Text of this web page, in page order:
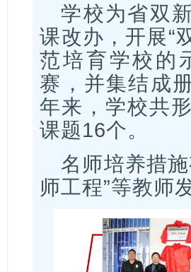
学校为省双
课改办，开展“
范培育学校的
赛，并集结成
年来，学校共
课题16个。
名师培养措施
师工程”等教师